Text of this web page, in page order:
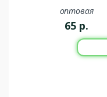
оптовая
65 р.